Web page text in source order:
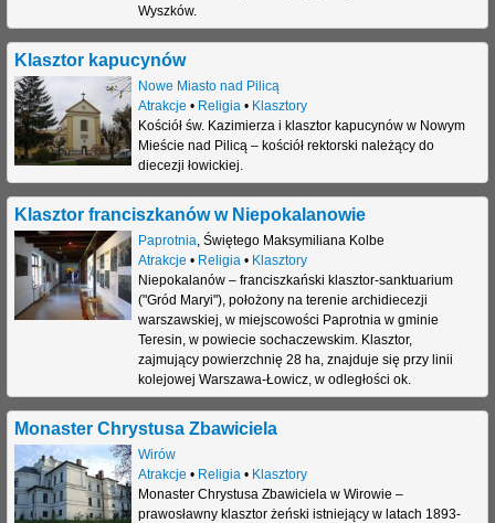
Wyszków.
Klasztor kapucynów
Nowe Miasto nad Pilicą
Atrakcje • Religia • Klasztory
Kościół św. Kazimierza i klasztor kapucynów w Nowym
Mieście nad Pilicą – kościół rektorski należący do
diecezji łowickiej.
Klasztor franciszkanów w Niepokalanowie
Paprotnia Świętego Maksymiliana Kolbe
Atrakcje • Religia • Klasztory
Niepokalanów – franciszkański klasztor-sanktuarium
("Gród Maryi"), położony na terenie archidiecezji
warszawskiej, w miejscowości Paprotnia w gminie
Teresin, w powiecie sochaczewskim. Klasztor,
zajmujący powierzchnię 28 ha, znajduje się przy linii
kolejowej Warszawa-Łowicz, w odległości ok.
Monaster Chrystusa Zbawiciela
Wirów
Atrakcje • Religia • Klasztory
Monaster Chrystusa Zbawiciela w Wirowie –
prawosławny klasztor żeński istniejący w latach 1893-